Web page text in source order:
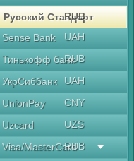
Русский Стандарт
RUB
Sense Bank
UAH
Тинькофф банкRUB
УкрСиббанк
UAH
UnionPay
CNY
Uzcard
UZS
Visa/MasterCard
RUB